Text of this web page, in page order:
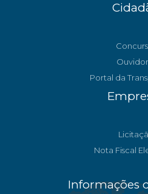
Portal da
Nota Fiscal
Informações